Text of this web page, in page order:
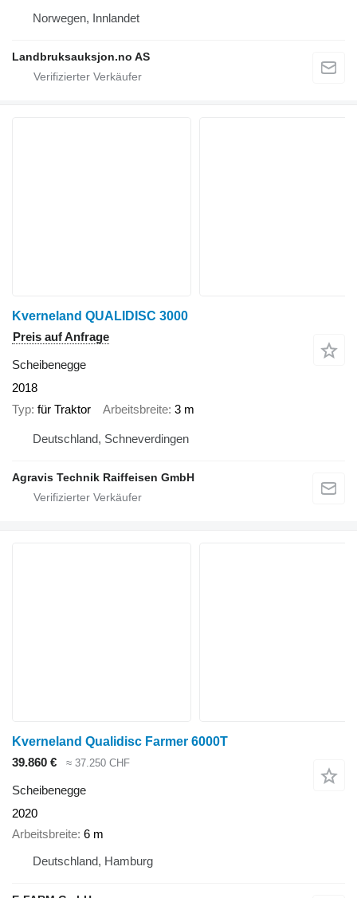
Norwegen, Innlandet
Landbruksauksjon.no AS
Kverneland QUALIDISC 3000
Preis auf Anfrage
Scheibenegge
2018
Typ für Traktor Arbeitsbreite 3 m
Deutschland, Schneverdingen
Agravis Technik Raiffeisen GmbH
Kverneland Qualidisc Farmer 6000T
39.860 €
≈ 37.250 CHF
Scheibenegge
2020
Arbeitsbreite 6 m
Deutschland, Hamburg